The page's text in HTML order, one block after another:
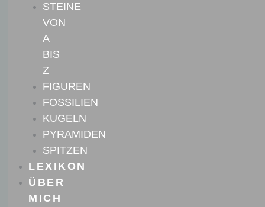
STEINE
VON
A
BIS
Z
FIGUREN
FOSSILIEN
KUGELN
PYRAMIDEN
SPITZEN
LEXIKON
ÜBER
MICH